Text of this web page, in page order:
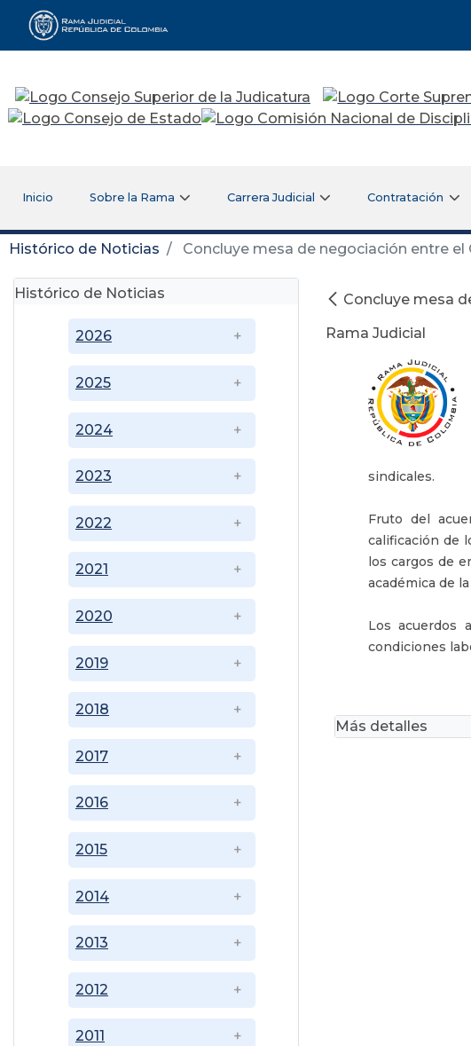
Rama Judicial
Inicio Sobre la Rama Carrera Judicial Contratación
Histórico de Noticias Concluye mesa de negociación entre
Histórico de Noticias
2011
2012
2013
2014
2015
2016
2017
2018
2019
2020
2021
2022
2023
2024
2025
2026
Concluye mesa
Rama Judicial
sindicales.
Fruto del
calificación de
los cargos de
académica de
Los acuerdos
condiciones
Más detalles